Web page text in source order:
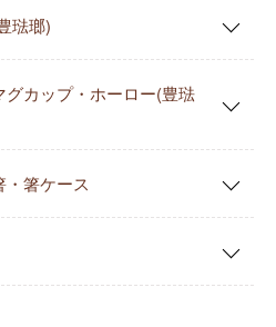
琺瑯)
カップ・ホーロー(豊琺
・箸ケース